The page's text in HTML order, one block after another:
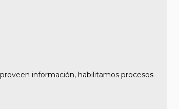
información, habilitamos procesos